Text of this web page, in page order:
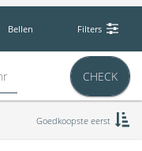
Bellen Filters
CHECK
Goedkoopste eerst